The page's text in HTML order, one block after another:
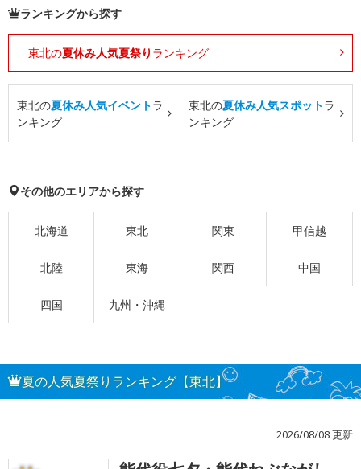
ランキングから探す
東北の夏休み人気夏祭り ランキング
東北の夏休み人気イベントラ
ンキング
東北の夏休み人気スポットラ
ンキング
その他のエリアから探す
北海道 東北 関東 甲信越
北陸 東海 関西 中国
四国 九州・沖縄
夏の人気夏祭りランキング【東北】
2026/08/08 更新